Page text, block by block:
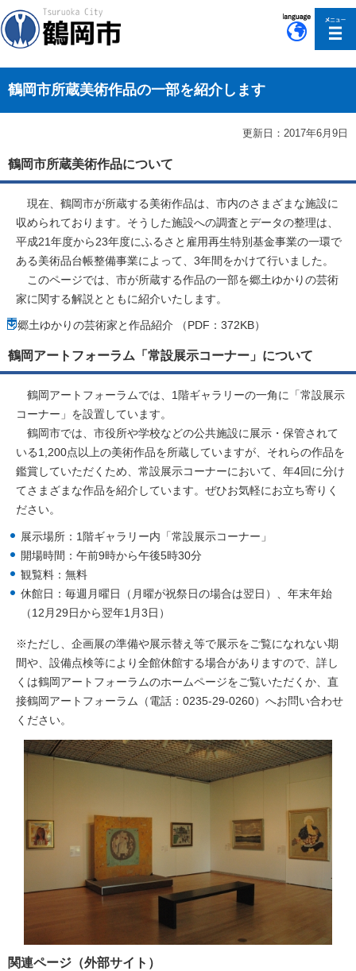
鶴岡市所蔵美術作品の一部を紹介します
更新日：2017年6月9日
鶴岡市所蔵美術作品について
現在、鶴岡市が所蔵する美術作品は、市内のさまざまな施設に
収められております。そうした施設への調査とデータの整理は、
平成21年度から23年度にふるさと雇用再生特別基金事業の一環で
ある美術品台帳整備事業によって、3年間をかけて行いました。
このページでは、市が所蔵する作品の一部を郷土ゆかりの芸術
家に関する解説とともに紹介いたします。
郷土ゆかりの芸術家と作品紹介 （PDF：372KB）
鶴岡アートフォーラム「常設展示コーナー」について
鶴岡アートフォーラムでは、1階ギャラリーの一角に「常設展示
コーナー」を設置しています。
鶴岡市では、市役所や学校などの公共施設に展示・保管されて
いる1,200点以上の美術作品を所蔵していますが、それらの作品を
鑑賞していただくため、常設展示コーナーにおいて、年4回に分け
てさまざまな作品を紹介しています。ぜひお気軽にお立ち寄りく
ださい。
展示場所：1階ギャラリー内「常設展示コーナー」
開場時間：午前9時から午後5時30分
観覧料：無料
休館日：毎週月曜日（月曜が祝祭日の場合は翌日）、年末年始
（12月29日から翌年1月3日）
※ただし、企画展の準備や展示替え等で展示をご覧になれない期
間や、設備点検等により全館休館する場合がありますので、詳し
くは鶴岡アートフォーラムのホームページをご覧いただくか、直
接鶴岡アートフォーラム（電話：0235-29-0260）へお問い合わせ
ください。
関連ページ（外部サイト）